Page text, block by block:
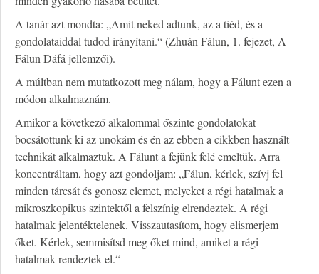
A tanár azt mondta: „Amit neked adtunk, az a tiéd, és a
gondolataiddal tudod irányítani.“ (Zhuán Fálun, 1. fejezet, A
Fálun Dáfá jellemzői).
A múltban nem mutatkozott meg nálam, hogy a Fálunt ezen a
módon alkalmaznám.
Amikor a következő alkalommal őszinte gondolatokat
bocsátottunk ki az unokám és én az ebben a cikkben használt
technikát alkalmaztuk. A Fálunt a fejünk felé emeltük. Arra
koncentráltam, hogy azt gondoljam: „Fálun, kérlek, szívj fel
minden tárcsát és gonosz elemet, melyeket a régi hatalmak a
mikroszkopikus szintektől a felszínig elrendeztek. A régi
hatalmak jelentéktelenek. Visszautasítom, hogy elismerjem
őket. Kérlek, semmisítsd meg őket mind, amiket a régi
hatalmak rendeztek el.“